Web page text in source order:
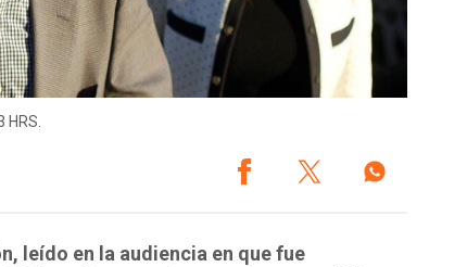
HRS.
leído en la audiencia en que fue